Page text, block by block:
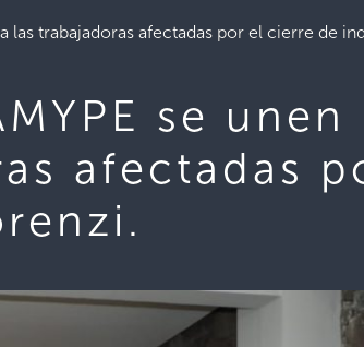
las trabajadoras afectadas por el cierre de
se unen
afectadas